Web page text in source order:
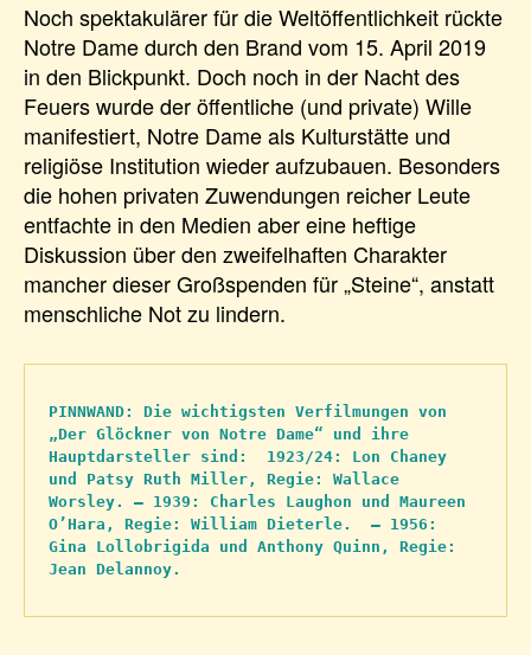
Noch spektakulärer für die Weltöffentlichkeit rückte
Notre Dame durch den Brand vom 15. April 2019
in den Blickpunkt. Doch noch in der Nacht des
Feuers wurde der öffentliche (und private) Wille
manifestiert, Notre Dame als Kulturstätte und
religiöse Institution wieder aufzubauen. Besonders
die hohen privaten Zuwendungen reicher Leute
entfachte in den Medien aber eine heftige
Diskussion über den zweifelhaften Charakter
mancher dieser Großspenden für „Steine“, anstatt
menschliche Not zu lindern.
PINNWAND: Die wichtigsten Verfilmungen von
„Der Glöckner von Notre Dame“ und ihre
Hauptdarsteller sind:  1923/24: Lon Chaney
und Patsy Ruth Miller, Regie: Wallace
Worsley. – 1939: Charles Laughon und Maureen
O’Hara, Regie: William Dieterle.  – 1956:
Gina Lollobrigida und Anthony Quinn, Regie:
Jean Delannoy.